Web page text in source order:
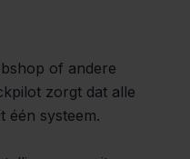
of andere
zorgt dat alle
één systeem.